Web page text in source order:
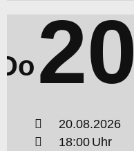
20
20.08.2026
18:00